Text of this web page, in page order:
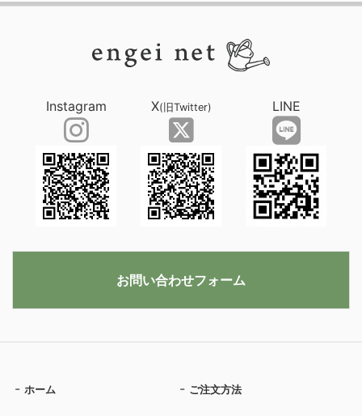
ホーム ご注文方法
Instagram X(旧Twitter) LINE
お問い合わせフォーム